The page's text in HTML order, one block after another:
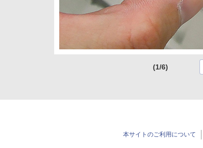
(1/6)
本サイトのご利用について